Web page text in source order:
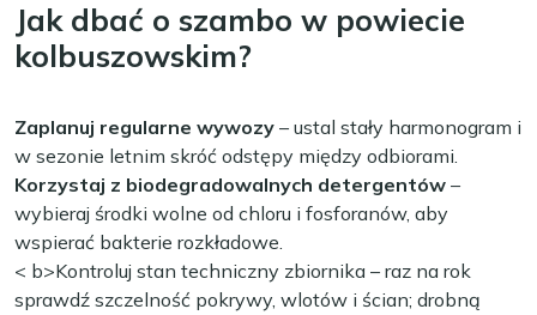
Jak dbać o szambo w powiecie
kolbuszowskim?
Zaplanuj regularne wywozy – ustal stały harmonogram i
w sezonie letnim skróć odstępy między odbiorami.
Korzystaj z biodegradowalnych detergentów –
wybieraj środki wolne od chloru i fosforanów, aby
wspierać bakterie rozkładowe.
< b>Kontroluj stan techniczny zbiornika – raz na rok
sprawdź szczelność pokrywy, wlotów i ścian; drobną